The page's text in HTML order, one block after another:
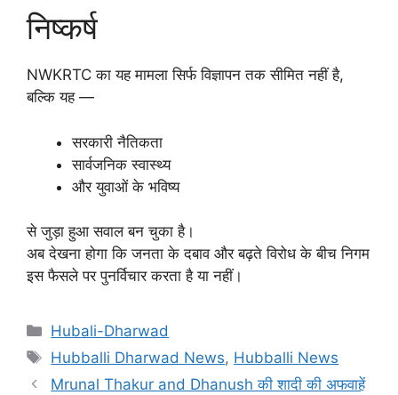
निष्कर्ष
NWKRTC का यह मामला सिर्फ विज्ञापन तक सीमित नहीं है,
बल्कि यह —
सरकारी नैतिकता
सार्वजनिक स्वास्थ्य
और युवाओं के भविष्य
से जुड़ा हुआ सवाल बन चुका है।
अब देखना होगा कि जनता के दबाव और बढ़ते विरोध के बीच निगम
इस फैसले पर पुनर्विचार करता है या नहीं।
Categories
Hubali-Dharwad
Tags
Hubballi Dharwad News, Hubballi News
Mrunal Thakur and Dhanush की शादी की अफवाहें